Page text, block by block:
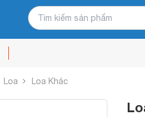
Loa Loa Khác